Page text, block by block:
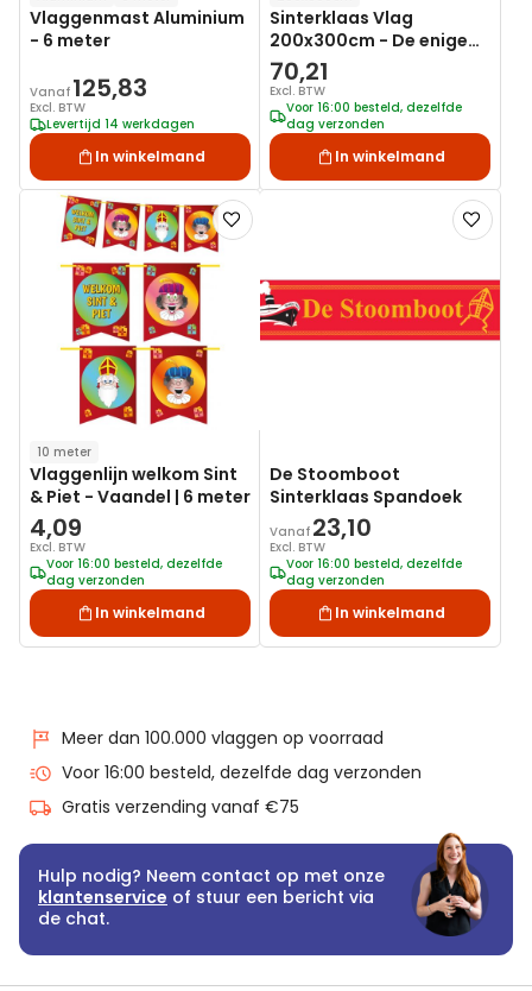
Vlaggenmast Aluminium
- 6 meter
Vanaf 125,83
Excl. BTW
Levertijd 14 werkdagen
In winkelmand
Sinterklaas Vlag
200x300cm - De enige
echte
70,21
Excl. BTW
Voor 16:00 besteld, dezelfde
dag verzonden
In winkelmand
Voeg
toe
aan
verlanglijst
10 meter
Vlaggenlijn welkom Sint
& Piet - Vaandel | 6 meter
4,09
Excl. BTW
Voor 16:00 besteld, dezelfde
dag verzonden
In winkelmand
Voeg
toe
De Stoomboot
Sinterklaas Spandoek
Vanaf 23,10
Excl. BTW
Voor 16:00 besteld, dezelfde
dag verzonden
In winkelmand
Meer dan 100.000 vlaggen op voorraad
Voor 16:00 besteld, dezelfde dag verzonden
Gratis verzending vanaf €75
Hulp nodig? Neem contact op met onze
klantenservice of stuur een bericht via
de chat.